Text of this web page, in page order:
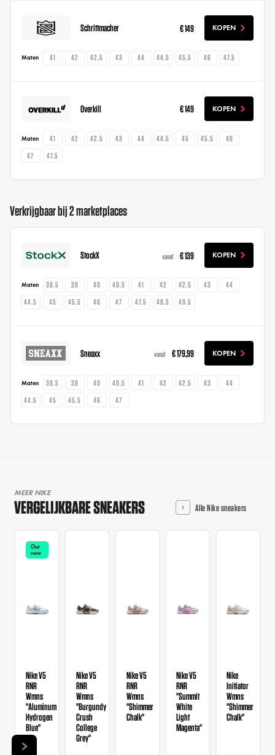
Schrittmacher € 149 KOPEN
Maten 41 42 42.5 43 44 44.5 45.5 46 47.5
Overkill € 149 KOPEN
Maten 41 42 42.5 43 44 44.5 45 45.5
46
47
47.5
Verkrijgbaar bij 2 marketplaces
StockX vanaf € 139 KOPEN
Maten 38.5 39 40 40.5 41 42 42.5 43
44
44.5
45 45.5 46 47 47.5 48.5 49.5
Sneaxx vanaf € 179,99 KOPEN
Maten 38.5 39 40 40.5 41 42 42.5 43
44
44.5
45 45.5 46 47
MEER NIKE
VERGELIJKBARE SNEAKERS Alle Nike sneakers
Out
now
Nike V5
RNR
Wmns
"Aluminum
Hydrogen
Blue"
Nike V5
RNR
Wmns
"Burgundy
Crush
College
Grey"
Nike V5
RNR
Wmns
"Shimmer
Chalk"
Nike V5
RNR
"Summit
White
Light
Magenta"
Nike
Initiator
Wmns
"Shimmer
Chalk"